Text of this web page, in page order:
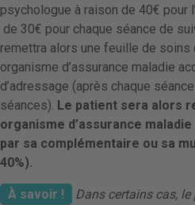
psychologue à raison de 40€ pour
de 30€ pour chaque séance de
remettra alors une feuille de soins
organisme d’assurance maladie
d’adressage (après chaque
séances). Le patient sera alors
organisme d’assurance
par sa complémentaire ou sa
40%).
À savoir !
Dans certains cas, le